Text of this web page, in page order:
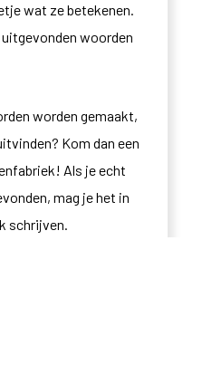
wat ze betekenen.
woorden
worden gemaakt,
Kom dan een
Als je echt
mag je het in
schrijven.